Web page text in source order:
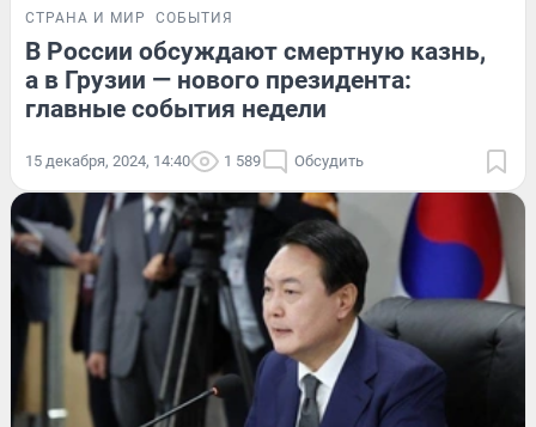
СТРАНА И МИР СОБЫТИЯ
В России обсуждают смертную казнь,
а в Грузии — нового президента:
главные события недели
15 декабря, 2024, 14:40 1 589 Обсудить